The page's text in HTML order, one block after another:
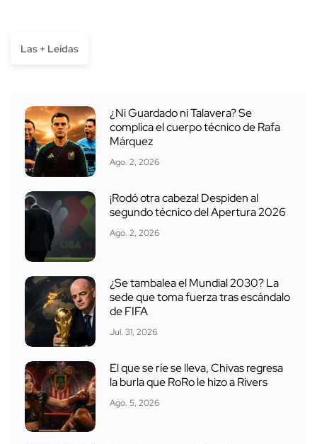
Las + Leídas
¿Ni Guardado ni Talavera? Se
complica el cuerpo técnico de Rafa
Márquez
Ago. 2, 2026
¡Rodó otra cabeza! Despiden al
segundo técnico del Apertura 2026
Ago. 2, 2026
¿Se tambalea el Mundial 2030? La
sede que toma fuerza tras escándalo
de FIFA
Jul. 31, 2026
El que se ríe se lleva, Chivas regresa
la burla que RoRo le hizo a Rivers
Ago. 5, 2026